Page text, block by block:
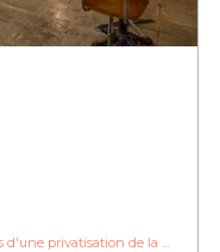
privatisation de la salle verte !